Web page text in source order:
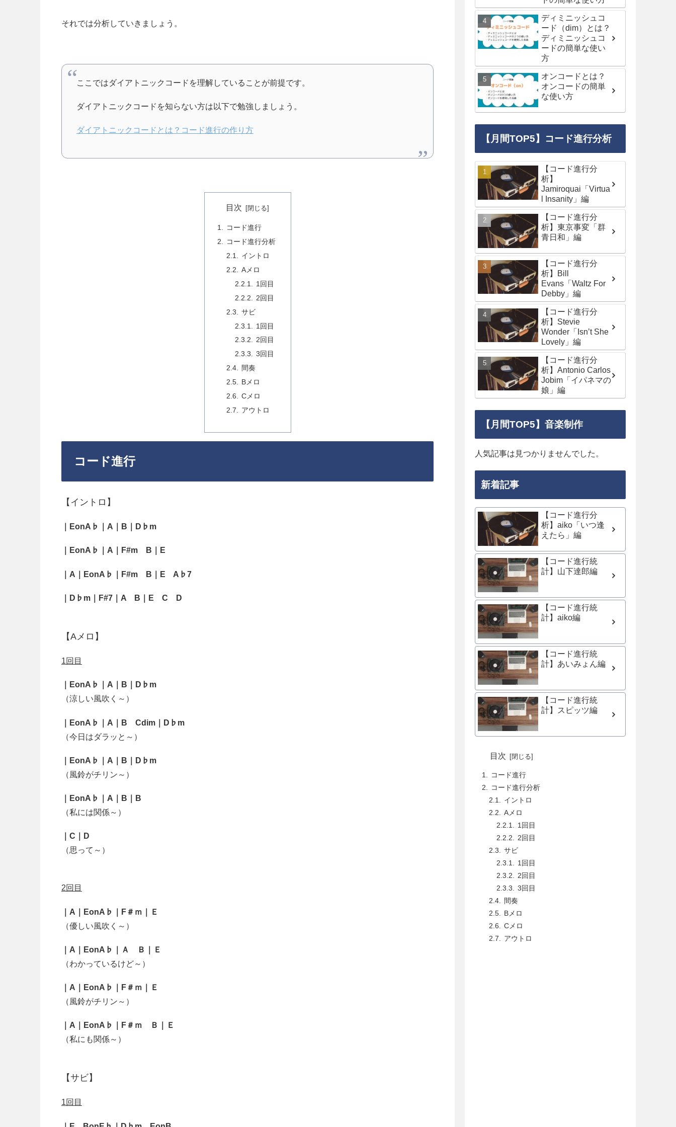
それでは分析していきましょう。
ここではダイアトニックコードを理解していることが前提です。
ダイアトニックコードを知らない方は以下で勉強しましょう。
ダイアトニックコードとは？コード進行の作り方
目次
コード進行
コード進行分析
イントロ
Aメロ
1回目
2回目
サビ
1回目
2回目
3回目
間奏
Bメロ
Cメロ
アウトロ
コード進行
【イントロ】
EonA♭｜A｜B｜D♭m
EonA♭｜A｜F#m B｜E
｜A｜EonA♭｜F#m B｜E A♭7
｜D♭m｜F#7｜A B｜E C D
【Aメロ】
1回目
EonA♭｜A｜B｜D♭m
（涼しい風吹く～）
EonA♭｜A｜B Cdim｜D♭m
（今日はダラッと～）
EonA♭｜A｜B｜D♭m
（風鈴がチリン～）
EonA♭｜A｜B｜B
（私には関係～）
｜C｜D
（思って～）
2回目
｜A｜
EonA♭｜F＃ｍ｜Ｅ
（優しい風吹く～）
｜A｜
EonA♭｜Ａ Ｂ｜Ｅ
（わかっているけど～）
｜A｜
EonA♭｜F＃ｍ｜Ｅ
（風鈴がチリン～）
｜A｜
EonA♭｜F＃ｍ Ｂ｜Ｅ
（私にも関係～）
【サビ】
1回目
ディミニッシュコ
ード（dim）とは？
ディミニッシュコ
ードの簡単な使い
方
オンコードとは？
オンコードの簡単
な使い方
【月間TOP5】コード進行分析
【コード進行分
析】
Jamiroquai「Virtua
l Insanity」編
【コード進行分
析】東京事変「群
青日和」編
【コード進行分
析】Bill
Evans「Waltz For
Debby」編
【コード進行分
析】Stevie
Wonder「Isn’t She
Lovely」編
【コード進行分
析】Antonio Carlos
Jobim「イパネマの
娘」編
【月間TOP5】音楽制作
人気記事は見つかりませんでした。
新着記事
【コード進行分
析】aiko「いつ逢
えたら」編
【コード進行統
計】山下達郎編
【コード進行統
計】aiko編
【コード進行統
計】あいみょん編
【コード進行統
計】スピッツ編
目次
コード進行
コード進行分析
イントロ
Aメロ
1回目
2回目
サビ
1回目
2回目
3回目
間奏
Bメロ
Cメロ
アウトロ